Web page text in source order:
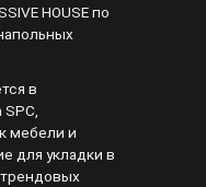
HOUSE по
в
мебели и
для укладки в